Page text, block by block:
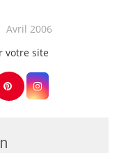
Avril 2006
votre site